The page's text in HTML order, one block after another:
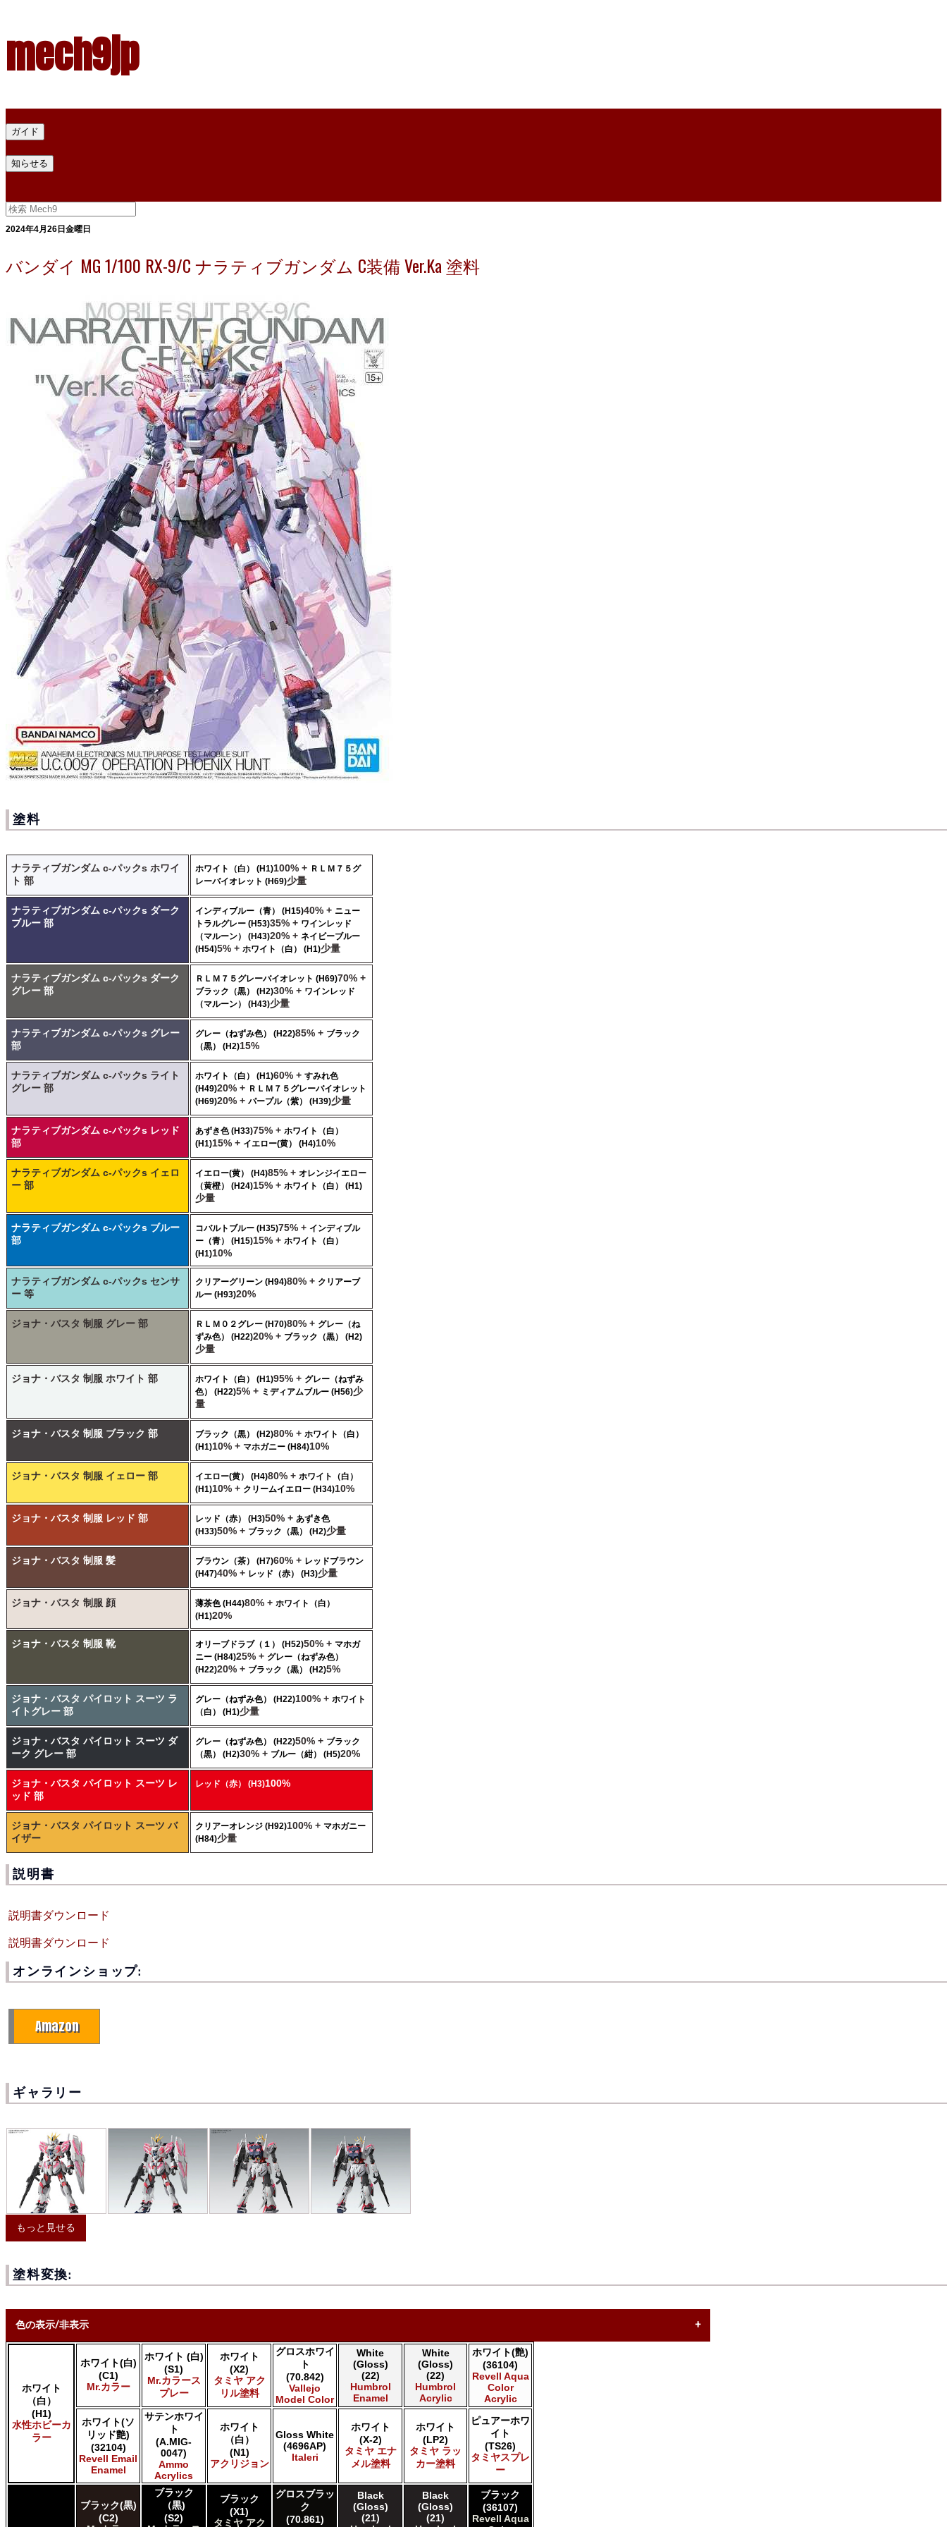
mech9jp
ガイド
知らせる
2024年4月26日金曜日
バンダイ MG 1/100 RX-9/C ナラティブガンダム C装備 Ver.Ka 塗料
塗料
ナラティブガンダム c-パックs ホワイ
ト 部
ホワイト（白） (H1)100% + ＲＬＭ７５グ
レーバイオレット (H69)少量
ナラティブガンダム c-パックs ダーク
ブルー 部
インディブルー（青） (H15)40% + ニュー
トラルグレー (H53)35% + ワインレッド
（マルーン） (H43)20% + ネイビーブルー
(H54)5% + ホワイト（白） (H1)少量
ナラティブガンダム c-パックs ダーク
グレー 部
ＲＬＭ７５グレーバイオレット (H69)70% +
ブラック（黒） (H2)30% + ワインレッド
（マルーン） (H43)少量
ナラティブガンダム c-パックs グレー
部
グレー（ねずみ色） (H22)85% + ブラック
（黒） (H2)15%
ナラティブガンダム c-パックs ライト
グレー 部
ホワイト（白） (H1)60% + すみれ色
(H49)20% + ＲＬＭ７５グレーバイオレット
(H69)20% + パープル（紫） (H39)少量
ナラティブガンダム c-パックs レッド
部
あずき色 (H33)75% + ホワイト（白）
(H1)15% + イエロー(黄） (H4)10%
ナラティブガンダム c-パックs イェロ
ー 部
イエロー(黄） (H4)85% + オレンジイエロー
（黄橙） (H24)15% + ホワイト（白） (H1)
少量
ナラティブガンダム c-パックs ブルー
部
コバルトブルー (H35)75% + インディブル
ー（青） (H15)15% + ホワイト（白）
(H1)10%
ナラティブガンダム c-パックs センサ
ー 等
クリアーグリーン (H94)80% + クリアーブ
ルー (H93)20%
ジョナ・バスタ 制服 グレー 部 ＲＬＭ０２グレー (H70)80% + グレー（ね
ずみ色） (H22)20% + ブラック（黒） (H2)
少量
ジョナ・バスタ 制服 ホワイト 部 ホワイト（白） (H1)95% + グレー（ねずみ
色） (H22)5% + ミディアムブルー (H56)少
量
ジョナ・バスタ 制服 ブラック 部 ブラック（黒） (H2)80% + ホワイト（白）
(H1)10% + マホガニー (H84)10%
ジョナ・バスタ 制服 イェロー 部 イエロー(黄） (H4)80% + ホワイト（白）
(H1)10% + クリームイエロー (H34)10%
ジョナ・バスタ 制服 レッド 部 レッド（赤） (H3)50% + あずき色
(H33)50% + ブラック（黒） (H2)少量
ジョナ・バスタ 制服 髪 ブラウン（茶） (H7)60% + レッドブラウン
(H47)40% + レッド（赤） (H3)少量
ジョナ・バスタ 制服 顔 薄茶色 (H44)80% + ホワイト（白）
(H1)20%
ジョナ・バスタ 制服 靴 オリーブドラブ（１） (H52)50% + マホガ
ニー (H84)25% + グレー（ねずみ色）
(H22)20% + ブラック（黒） (H2)5%
ジョナ・バスタ パイロット スーツ ラ
イトグレー 部
グレー（ねずみ色） (H22)100% + ホワイト
（白） (H1)少量
ジョナ・バスタ パイロット スーツ ダ
ーク グレー 部
グレー（ねずみ色） (H22)50% + ブラック
（黒） (H2)30% + ブルー（紺） (H5)20%
ジョナ・バスタ パイロット スーツ レ
ッド 部
レッド（赤） (H3)100%
ジョナ・バスタ パイロット スーツ バ
イザー
クリアーオレンジ (H92)100% + マホガニー
(H84)少量
説明書
説明書ダウンロード
説明書ダウンロード
オンラインショップ:
Amazon
ギャラリー
もっと見せる
塗料変換:
色の表示/非表示
* ボックスをオン/オフにして、同等の色を見つけやすくします。
Uncheck ALL
AK INTERACTIVE AK 3rd Gen Acrylics
AK INTERACTIVE AK Acrylics
AK INTERACTIVE AK Real Color
ALCLAD II ALCLAD II
AMMO by Mig Jimenez Ammo Acrylics
Acrylicos Vallejo Vallejo Game Air
Acrylicos Vallejo Vallejo Game Color
Acrylicos Vallejo Vallejo Liquid Gold
Acrylicos Vallejo Vallejo Mecha Color
ホワイト
（白）
(H1)
水性ホビーカ
ラー
ホワイト(白)
(C1)
Mr.カラー
ホワイト (白)
(S1)
Mr.カラース
プレー
ホワイト
(X2)
タミヤ アク
リル塗料
グロスホワイ
ト
(70.842)
Vallejo
Model Color
White
(Gloss)
(22)
Humbrol
Enamel
White
(Gloss)
(22)
Humbrol
Acrylic
ホワイト(艶)
(36104)
Revell Aqua
Color
Acrylic
ホワイト(ソ
リッド艶)
(32104)
Revell Email
Enamel
サテンホワイ
ト
(A.MIG-
0047)
Ammo
Acrylics
ホワイト
（白）
(N1)
アクリジョン
Gloss White
(4696AP)
Italeri
ホワイト
(X-2)
タミヤ エナ
メル塗料
ホワイト
(LP2)
タミヤ ラッ
カー塗料
ピュアーホワ
イト
(TS26)
タミヤスプレ
ー
ブラック(黒)
(C2)
ブラック
（黒)
(S2)
ブラック
(X1)
タミヤ アク
グロスブラッ
ク
(70.861)
Black
(Gloss)
(21)
Black
(Gloss)
(21)
ブラック
(36107)
Revell Aqua